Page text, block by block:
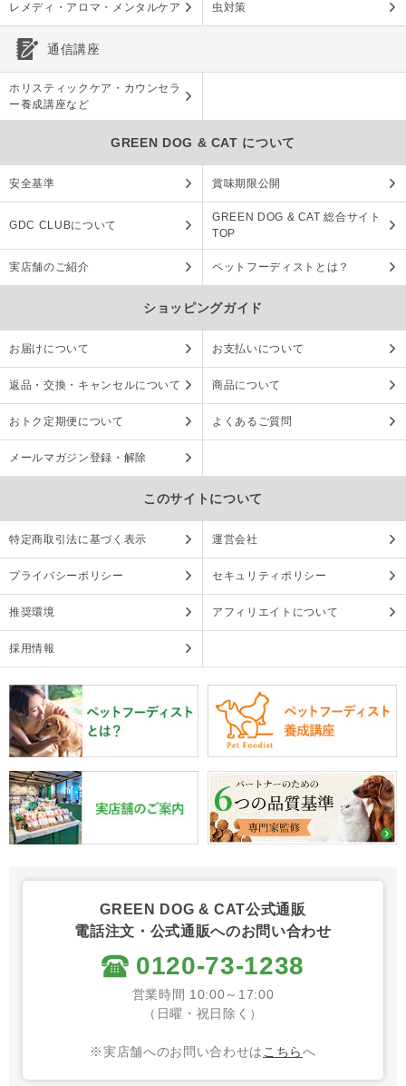
レメディ・アロマ・メンタルケア 虫対策
通信講座
ホリスティックケア・カウンセラ
ー養成講座など
GREEN DOG & CAT について
安全基準 賞味期限公開
GDC CLUBについて
GREEN DOG & CAT 総合サイト
TOP
実店舗のご紹介 ペットフーディストとは？
ショッピングガイド
お届けについて お支払いについて
返品・交換・キャンセルについて 商品について
おトク定期便について よくあるご質問
メールマガジン登録・解除
このサイトについて
特定商取引法に基づく表示 運営会社
プライバシーポリシー セキュリティポリシー
推奨環境 アフィリエイトについて
採用情報
GREEN DOG & CAT公式通販
電話注文・公式通販へのお問い合わせ
0120-73-1238
営業時間 10:00～17:00
（日曜・祝日除く）
※実店舗へのお問い合わせは こちらへ